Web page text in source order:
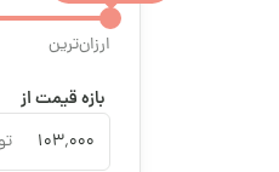
ارزان‌ترین
بازه قیمت از